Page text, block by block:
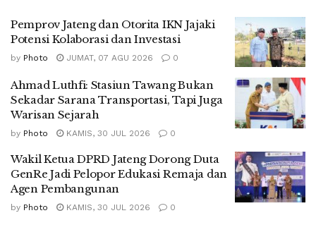
Pemprov Jateng dan Otorita IKN Jajaki
Potensi Kolaborasi dan Investasi
by Photo JUMAT, 07 AGU 2026 0
Ahmad Luthfi: Stasiun Tawang Bukan
Sekadar Sarana Transportasi, Tapi Juga
Warisan Sejarah
by Photo KAMIS, 30 JUL 2026 0
Wakil Ketua DPRD Jateng Dorong Duta
GenRe Jadi Pelopor Edukasi Remaja dan
Agen Pembangunan
by Photo KAMIS, 30 JUL 2026 0